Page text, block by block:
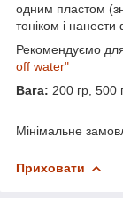
одним пластом
тоніком і нанести
Рекомендуємо
off water"
Вага: 200 гр, 500
Мінімальне
Приховати